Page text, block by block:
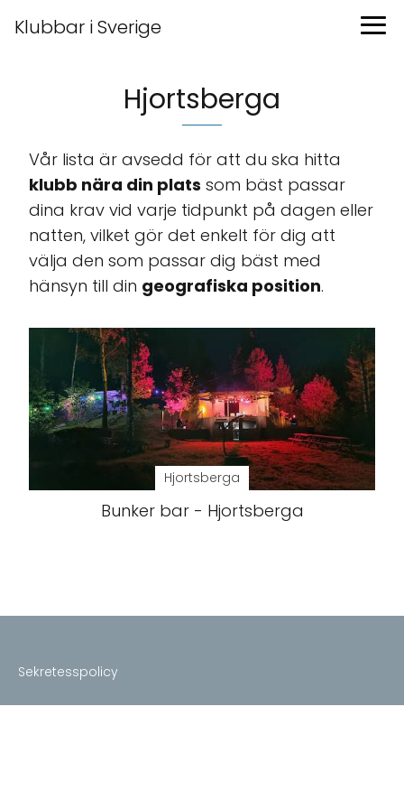
Klubbar i Sverige
Hjortsberga
Vår lista är avsedd för att du ska hitta
klubb nära din plats som bäst passar
dina krav vid varje tidpunkt på dagen eller
natten, vilket gör det enkelt för dig att
välja den som passar dig bäst med
hänsyn till din geografiska position.
Hjortsberga
Bunker bar - Hjortsberga
Sekretesspolicy